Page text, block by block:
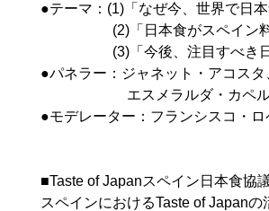
●テーマ：(1)「なぜ今、世界で日
(2)「日本食がスペイン料理
(3)「今後、注目すべき日本
●パネラー：ジャネット・アコスタ
エスメラルダ・カペル、
●モデレーター：フランシスコ・ロ
■Taste of Japanスペイン日本食協
スペインにおけるTaste of Japan